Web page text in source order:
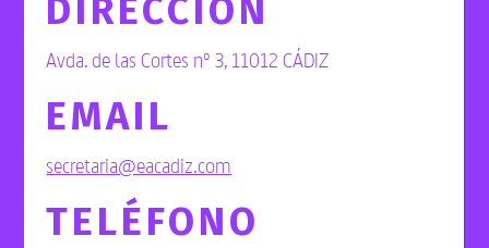
DIRECCIÓN
Avda. de las Cortes nº 3, 11012 CÁDIZ
EMAIL
secretaria@eacadiz.com
TELÉFONO